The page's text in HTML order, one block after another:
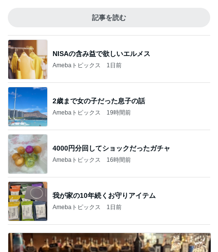
記事を読む
NISAの含み益で欲しいエルメス
Amebaトピックス 1日前
2歳まで女の子だった息子の話
Amebaトピックス 19時間前
4000円分回してショックだったガチャ
Amebaトピックス 16時間前
我が家の10年続くお守りアイテム
Amebaトピックス 1日前